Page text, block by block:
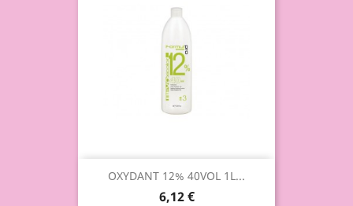
OXYDANT 12% 40VOL 1L...
6,12 €